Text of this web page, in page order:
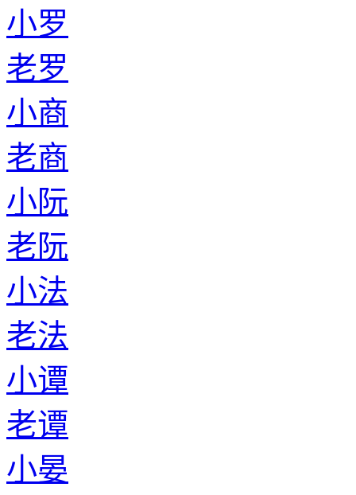
小罗
老罗
小商
老商
小阮
老阮
小法
老法
小谭
老谭
小晏